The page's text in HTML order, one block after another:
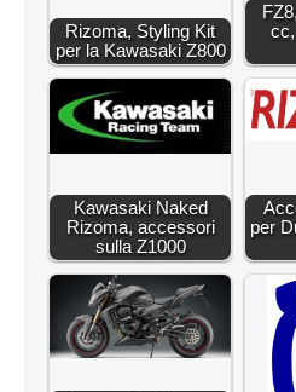
Rizoma, Styling Kit
per la Kawasaki Z800
Kawasaki Naked
Rizoma, accessori
sulla Z1000
per